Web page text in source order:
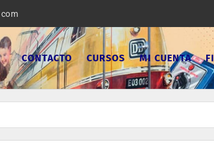
CONTACTO CURSOS MI CUENTA